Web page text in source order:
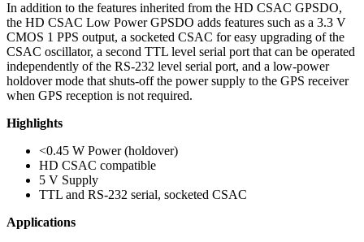
In addition to the features inherited from the HD CSAC GPSDO,
the HD CSAC Low Power GPSDO adds features such as a 3.3 V
CMOS 1 PPS output, a socketed CSAC for easy upgrading of the
CSAC oscillator, a second TTL level serial port that can be operated
independently of the RS-232 level serial port, and a low-power
holdover mode that shuts-off the power supply to the GPS receiver
when GPS reception is not required.
Highlights
<0.45 W Power (holdover)
HD CSAC compatible
5 V Supply
TTL and RS-232 serial, socketed CSAC
Applications